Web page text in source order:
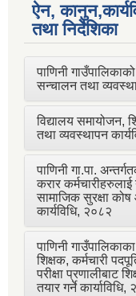
ऐन,
तथा निर्देशिका
पाणिनी
सन्चालन तथा
विद्यालय समायोजन,
तथा व्यवस्थापन
पाणिनी गा.पा.
करार
सामाजिक सुरक्षा
कार्यविधि, २०८२
पाणिनी
शिक्षक, कर्मचारी
परीक्षा प्रणालीबाट
तयार गर्ने कार्याविधि,